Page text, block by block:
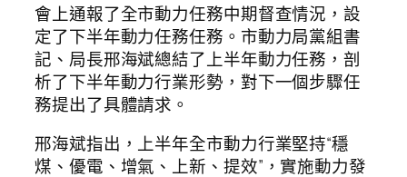
會上通報了全市動力任務中期督查情況，設
定了下半年動力任務任務。市動力局黨組書
記、局長邢海斌總結了上半年動力任務，剖
析了下半年動力行業形勢，對下一個步驟任
務提出了具體請求。
邢海斌指出，上半年全市動力行業堅持“穩
煤、優電、增氣、上新、提效”，實施動力發